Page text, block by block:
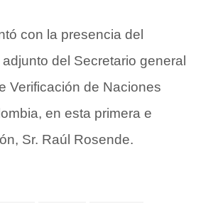
con la presencia del
del Secretario general
Verificación de Naciones
en esta primera e
Sr. Raúl Rosende.